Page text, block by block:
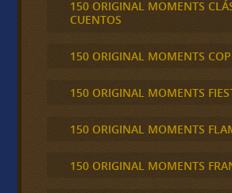
150 ORIGINAL MOMENTS
CUENTOS
150 ORIGINAL MOMENTS
150 ORIGINAL MOMENTS
150 ORIGINAL MOMENTS
150 ORIGINAL MOMENTS